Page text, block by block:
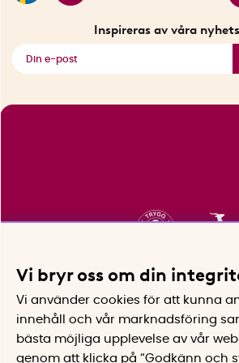
Fyndhörnan
Inspireras av våra
Vi bryr oss om din
Vi använder cookies för att kunna
innehåll och vår marknadsföring
bästa möjliga upplevelse av vår
genom att klicka på “Godkänn och